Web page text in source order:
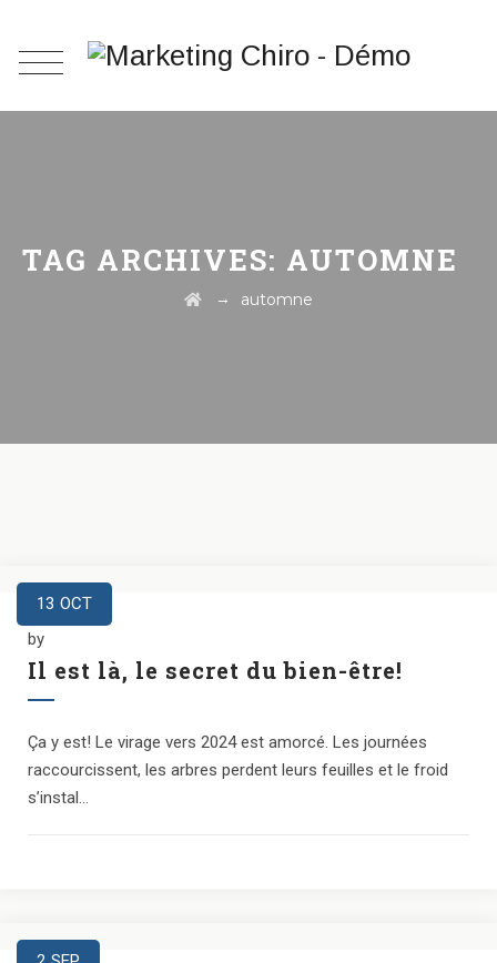
TAG ARCHIVES: AUTOMNE
→ automne
13 OCT
by
Il est là, le secret du bien-être!
Ça y est! Le virage vers 2024 est amorcé. Les journées
raccourcissent, les arbres perdent leurs feuilles et le froid
s’instal...